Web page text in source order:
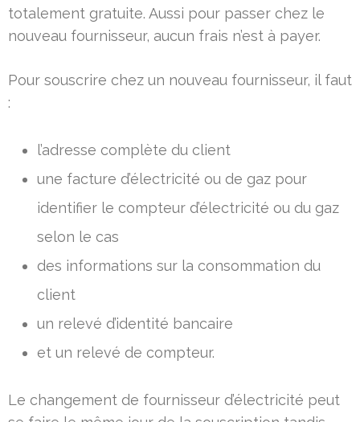
totalement gratuite. Aussi pour passer chez le
nouveau fournisseur, aucun frais n’est à payer.
Pour souscrire chez un nouveau fournisseur, il faut
:
l’adresse complète du client
une facture d’électricité ou de gaz pour
identifier le compteur d’électricité ou du gaz
selon le cas
des informations sur la consommation du
client
un relevé d’identité bancaire
et un relevé de compteur.
Le changement de fournisseur d’électricité peut